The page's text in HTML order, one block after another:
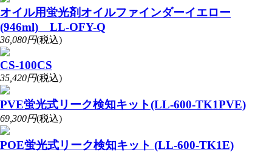
オイル用蛍光剤オイルファインダーイエロー
(946ml) LL-OFY-Q
36,080円(税込)
CS-100CS
35,420円(税込)
PVE蛍光式リーク検知キット(LL-600-TK1PVE)
69,300円(税込)
POE蛍光式リーク検知キット (LL-600-TK1E)